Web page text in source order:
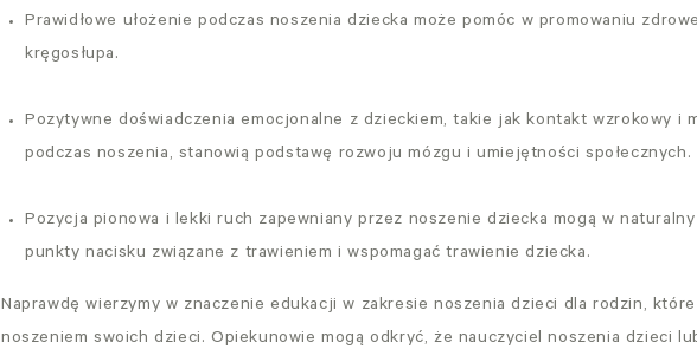
Prawidłowe ułożenie podczas noszenia dziecka może pomóc w promowaniu
kręgosłupa.
Pozytywne doświadczenia emocjonalne z dzieckiem, takie jak kontakt wzrokowy i
podczas noszenia, stanowią podstawę rozwoju mózgu i umiejętności społecznych.
Pozycja pionowa i lekki ruch zapewniany przez noszenie dziecka mogą w
punkty nacisku związane z trawieniem i wspomagać trawienie dziecka.
Naprawdę wierzymy w znaczenie edukacji w zakresie noszenia dzieci dla rodzin,
noszeniem swoich dzieci. Opiekunowie mogą odkryć, że nauczyciel noszenia dzieci